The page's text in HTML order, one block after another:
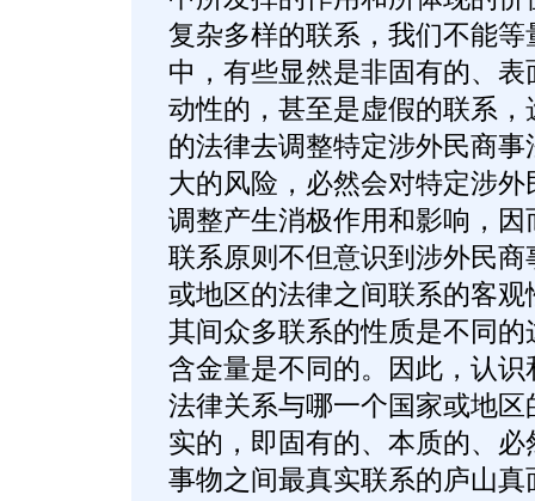
复杂多样的联系，我们不能
中，有些显然是非固有的、
动性的，甚至是虚假的联系
的法律去调整特定涉外民商
大的风险，必然会对特定涉
调整产生消极作用和影响，
联系原则不但意识到涉外民
或地区的法律之间联系的客
其间众多联系的性质是不同
含金量是不同的。因此，认
法律关系与哪一个国家或地
实的，即固有的、本质的、
事物之间最真实联系的庐山